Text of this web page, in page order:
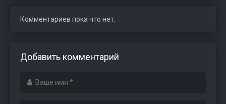
Комментариев пока что нет.
Добавить комментарий